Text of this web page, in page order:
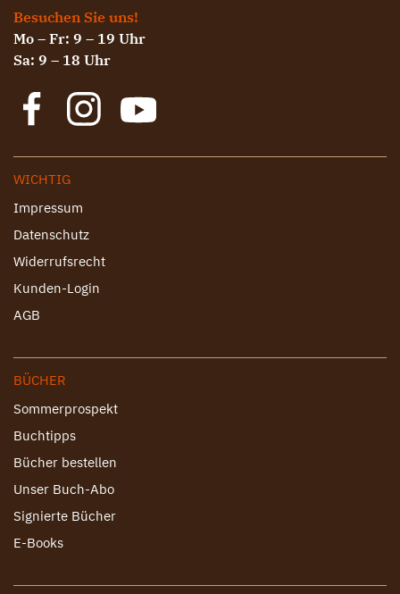
Besuchen Sie uns!
Mo – Fr: 9 – 19 Uhr
Sa: 9 – 18 Uhr
WICHTIG
Impressum
Datenschutz
Widerrufsrecht
Kunden-Login
AGB
BÜCHER
Sommerprospekt
Buchtipps
Bücher bestellen
Unser Buch-Abo
Signierte Bücher
E-Books